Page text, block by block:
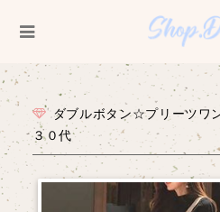
ダブルボタン☆プリーツ
３０代